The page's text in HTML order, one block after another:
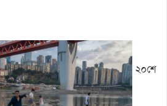
২০শে